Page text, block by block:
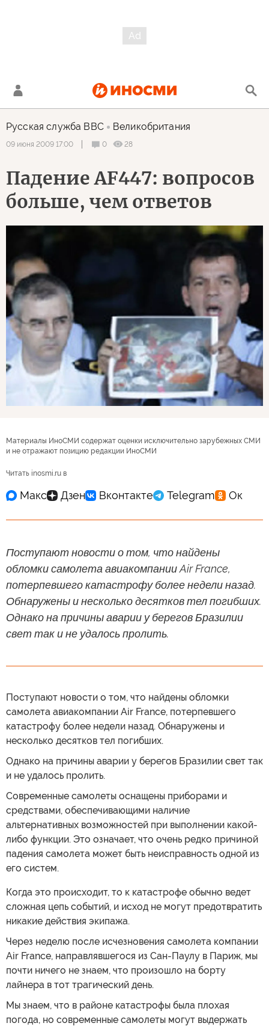
Русская служба BBC Великобритания
09 июня 2009 17:00 0 28
Падение AF447: вопросов
больше, чем ответов
Материалы ИноСМИ содержат оценки исключительно зарубежных СМИ
и не отражают позицию редакции ИноСМИ
Читать inosmi.ru в
Поступают новости о том, что найдены
обломки самолета авиакомпании Air France,
потерпевшего катастрофу более недели назад.
Обнаружены и несколько десятков тел погибших.
Однако на причины аварии у берегов Бразилии
свет так и не удалось пролить.
Поступают новости о том, что найдены обломки
самолета авиакомпании Air France, потерпевшего
катастрофу более недели назад. Обнаружены и
несколько десятков тел погибших.
Однако на причины аварии у берегов Бразилии свет так
и не удалось пролить.
Современные самолеты оснащены приборами и
средствами, обеспечивающими наличие
альтернативных возможностей при выполнении какой-
либо функции. Это означает, что очень редко причиной
падения самолета может быть неисправность одной из
его систем.
Когда это происходит, то к катастрофе обычно ведет
сложная цепь событий, и исход не могут предотвратить
никакие действия экипажа.
Через неделю после исчезновения самолета компании
Air France, направлявшегося из Сан-Паулу в Париж, мы
почти ничего не знаем, что произошло на борту
лайнера в тот трагический день.
Мы знаем, что в районе катастрофы была плохая
погода, но современные самолеты могут выдержать